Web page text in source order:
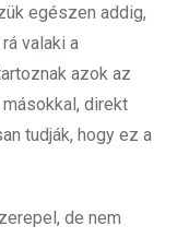
egészen addig,
valaki a
azok az
direkt
tudják, hogy ez a
de nem